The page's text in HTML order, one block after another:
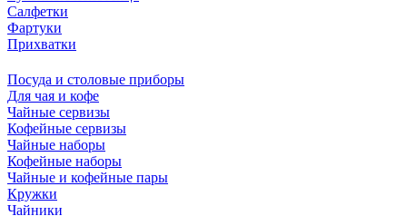
Салфетки
Фартуки
Прихватки
Посуда и столовые приборы
Для чая и кофе
Чайные сервизы
Кофейные сервизы
Чайные наборы
Кофейные наборы
Чайные и кофейные пары
Кружки
Чайники